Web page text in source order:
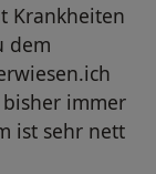
Krankheiten
dem
immer
ist sehr nett